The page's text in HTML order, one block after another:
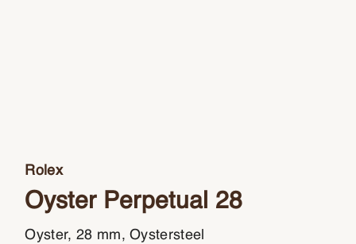
Rolex
Oyster Perpetual 28
Oyster, 28 mm, Oystersteel